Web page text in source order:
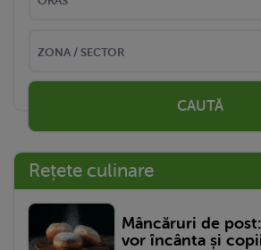
CAUTĂ
Rețete culinare
Mâncăruri de
vor încânta și